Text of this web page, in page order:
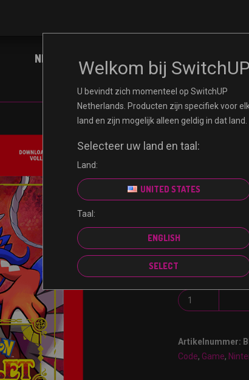
Welkom bij SwitchUP
U bevindt zich momenteel op SwitchUP
Netherlands. Producten zijn specifiek voor
land en zijn mogelijk alleen geldig in dat land.
Selecteer uw land en taal:
Land:
UNITED STATES
Taal:
ENGLISH
SELECT
NINTENDO PLAYSTATION
Ontvang
Niet-
Artikelnummer:
Code, Game,